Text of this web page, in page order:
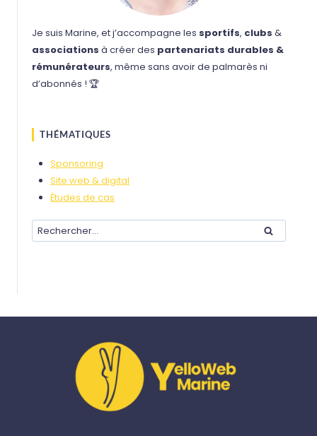
Je suis Marine, etj’accompagne les sportifs, clubs &
associations à créer des partenariats durables &
rémunérateurs, même sans avoir de palmarès ni
d’abonnés ! 🏆
THÉMATIQUES
Sponsoring
Site web & digital
Études de cas